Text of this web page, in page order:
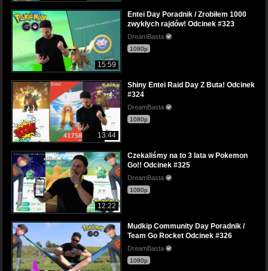
15:59
Entei Day Poradnik / Zrobiłem 1000
zwykłych rajdów! Odcinek #323
DreamBasta
1080p
13:44
Shiny Entei Raid Day Z Buta! Odcinek
#324
DreamBasta
1080p
12:22
Czekaliśmy na to 3 lata w Pokemon
Go!! Odcinek #325
DreamBasta
1080p
Mudkip Community Day Poradnik /
Team Go Rocket Odcinek #326
DreamBasta
1080p